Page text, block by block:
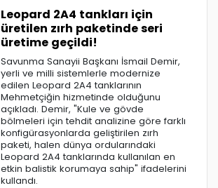
Leopard 2A4 tankları için
üretilen zırh paketinde seri
üretime geçildi!
Savunma Sanayii Başkanı İsmail Demir,
yerli ve milli sistemlerle modernize
edilen Leopard 2A4 tanklarının
Mehmetçiğin hizmetinde olduğunu
açıkladı. Demir, "Kule ve gövde
bölmeleri için tehdit analizine göre farklı
konfigürasyonlarda geliştirilen zırh
paketi, halen dünya ordularındaki
Leopard 2A4 tanklarında kullanılan en
etkin balistik korumaya sahip" ifadelerini
kullandı.